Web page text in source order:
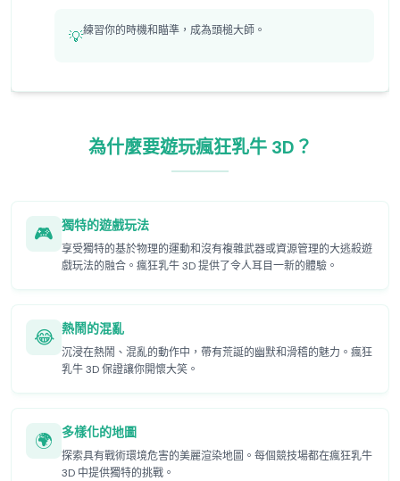
💡練習你的時機和瞄準，成為頭槌大師。
為什麼要遊玩瘋狂乳牛 3D？
🎮 獨特的遊戲玩法
享受獨特的基於物理的運動和沒有複雜武器或資源管理的大逃殺遊
戲玩法的融合。瘋狂乳牛 3D 提供了令人耳目一新的體驗。
😂 熱鬧的混亂
沉浸在熱鬧、混亂的動作中，帶有荒誕的幽默和滑稽的魅力。瘋狂
乳牛 3D 保證讓你開懷大笑。
🌍 多樣化的地圖
探索具有戰術環境危害的美麗渲染地圖。每個競技場都在瘋狂乳牛
3D 中提供獨特的挑戰。